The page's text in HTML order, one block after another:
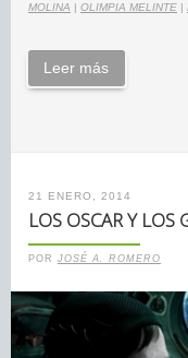
MOLINA | OLIMPIA MELINTE |
Leer más
21 ENERO, 2014
LOS OSCAR Y LOS
POR JOSÉ A. ROMERO